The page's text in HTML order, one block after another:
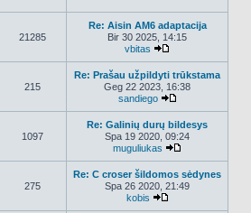
21285
Re: Aisin AM6 adaptacija
Bir 30 2025, 14:15
vbitas
215
Re: Prašau užpildyti trūkstama
Geg 22 2023, 16:38
sandiego
1097
Re: Galinių durų bildesys
Spa 19 2020, 09:24
muguliukas
275
Re: C croser šildomos sėdynes
Spa 26 2020, 21:49
kobis